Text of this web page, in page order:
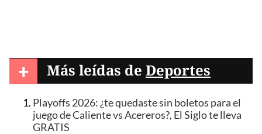
+ Más leídas de Deportes
Playoffs 2026: ¿te quedaste sin boletos para el
juego de Caliente vs Acereros?, El Siglo te lleva
GRATIS